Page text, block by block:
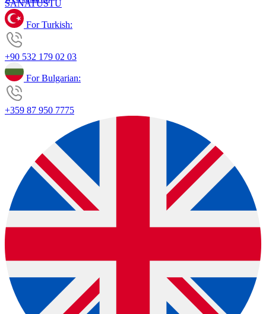
SANATÜSTÜ
For Turkish:
+90 532 179 02 03
For Bulgarian:
+359 87 950 7775